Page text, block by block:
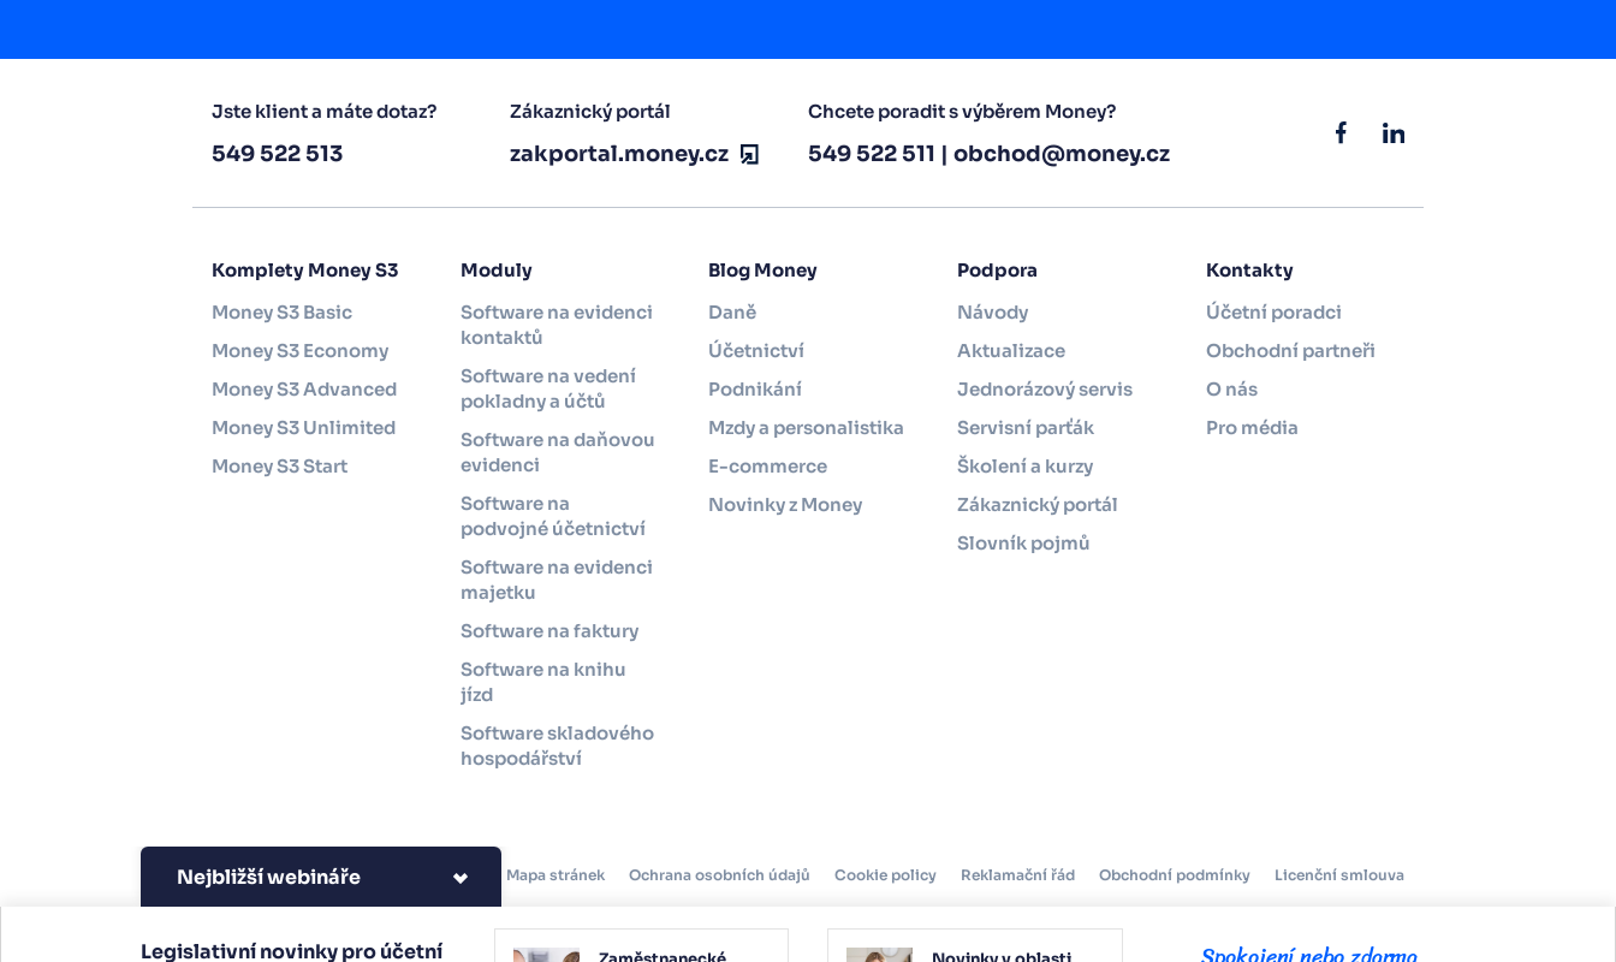
Jste klient a máte dotaz?
549 522 513
Zákaznický portál
zakportal.money.cz
Chcete poradit s výběrem Money?
549 522 511 | obchod@money.cz
Komplety Money S3
Money S3 Basic
Money S3 Economy
Money S3 Advanced
Money S3 Unlimited
Money S3 Start
Moduly
Software na evidenci
kontaktů
Software na vedení
pokladny a účtů
Software na daňovou
evidenci
Software na
podvojné účetnictví
Software na evidenci
majetku
Software na faktury
Software na knihu
jízd
Software skladového
hospodářství
Blog Money
Daně
Účetnictví
Podnikání
Mzdy a personalistika
E-commerce
Novinky z Money
Podpora
Návody
Aktualizace
Jednorázový servis
Servisní parťák
Školení a kurzy
Zákaznický portál
Slovník pojmů
Kontakty
Účetní poradci
Obchodní partneři
O nás
Pro média
Copyright 2026 Seyfor, a.
Mapa stránek Ochrana osobních údajů Cookie policy Reklamační řád Obchodní podmínky Licenční smlouva
Nejbližší webináře
Legislativní novinky pro účetní